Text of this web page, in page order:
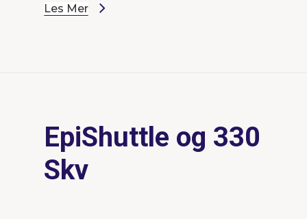
Les Mer
EpiShuttle og 330
Skv